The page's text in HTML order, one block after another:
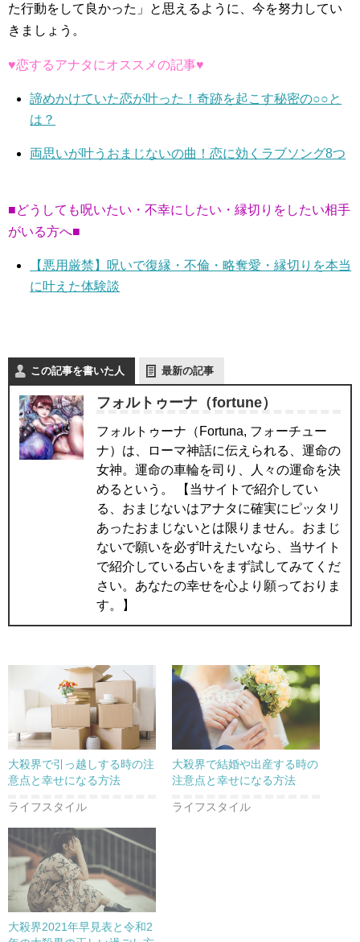
た行動をして良かった」と思えるように、今を努力してい
きましょう。
♥恋するアナタにオススメの記事♥
諦めかけていた恋が叶った！奇跡を起こす秘密の○○と
は？
両思いが叶うおまじないの曲！恋に効くラブソング8つ
■どうしても呪いたい・不幸にしたい・縁切りをしたい相手
がいる方へ■
【悪用厳禁】呪いで復縁・不倫・略奪愛・縁切りを本当
に叶えた体験談
この記事を書いた人 最新の記事
フォルトゥーナ（fortune）
フォルトゥーナ（Fortuna, フォーチュー
ナ）は、ローマ神話に伝えられる、運命の
女神。運命の車輪を司り、人々の運命を決
めるという。 【当サイトで紹介してい
る、おまじないはアナタに確実にピッタリ
あったおまじないとは限りません。おまじ
ないで願いを必ず叶えたいなら、当サイト
で紹介している占いをまず試してみてくだ
さい。あなたの幸せを心より願っておりま
す。】
大殺界で引っ越しする時の注
意点と幸せになる方法
ライフスタイル
大殺界で結婚や出産する時の
注意点と幸せになる方法
ライフスタイル
大殺界2021年早見表と令和2